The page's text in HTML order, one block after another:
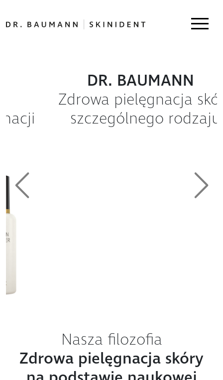
DR. BAUMANN
Zdrowa pielęgnacja skóry
szczególnego rodzaju
Previous Next
Zdrowa pielęgnacja skóry
na podstawie naukowej